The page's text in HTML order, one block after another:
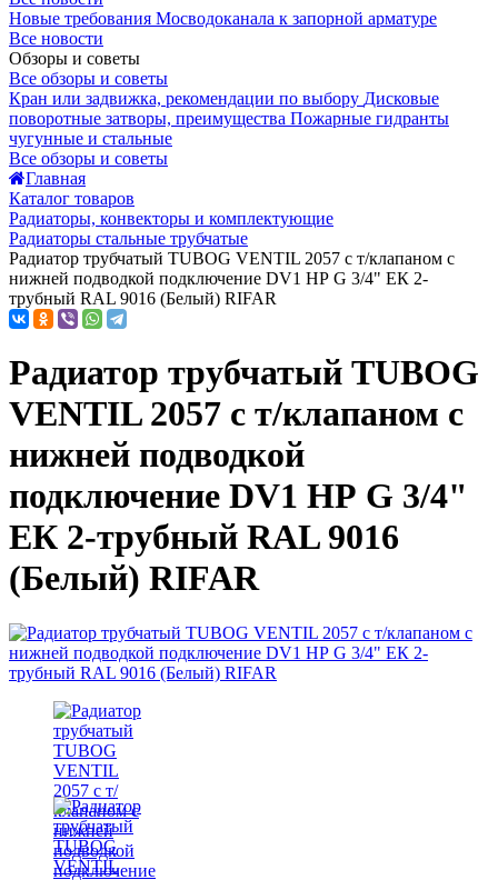
Новые требования Мосводоканала к запорной арматуре
Все новости
Обзоры и советы
Все обзоры и советы
Кран или задвижка, рекомендации по выбору Дисковые
поворотные затворы, преимущества Пожарные гидранты
чугунные и стальные
Все обзоры и советы
Главная
Каталог товаров
Радиаторы, конвекторы и комплектующие
Радиаторы стальные трубчатые
Радиатор трубчатый TUBOG VENTIL 2057 с т/клапаном с
нижней подводкой подключение DV1 НР G 3/4" ЕК 2-
трубный RAL 9016 (Белый) RIFAR
Радиатор трубчатый TUBOG
VENTIL 2057 с т/клапаном с
нижней подводкой
подключение DV1 НР G 3/4"
ЕК 2-трубный RAL 9016
(Белый) RIFAR